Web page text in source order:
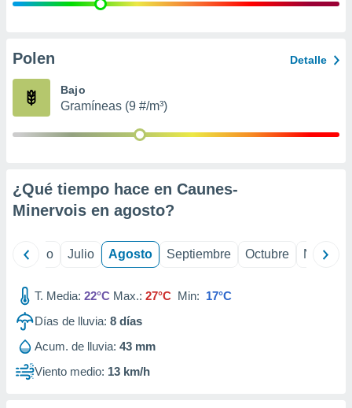
publicidad
de
Polen Detalle
Bajo
Gramíneas (9 #/m³)
¿Qué tiempo hace en Caunes-
Minervois en agosto?
Junio Julio Agosto Septiembre Octubre
T. Media: 22°C Max.: 27°C Min: 17°C
Días de lluvia: 8 días
Acum. de lluvia: 43 mm
Viento medio: 13 km/h